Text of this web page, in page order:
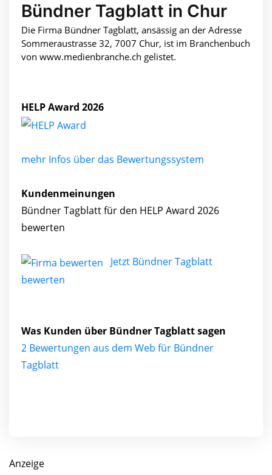
Bündner Tagblatt in Chur
Die Firma Bündner Tagblatt, ansässig an der Adresse
Sommeraustrasse 32, 7007 Chur, ist im Branchenbuch
von www.medienbranche.ch gelistet.
HELP Award 2026
mehr Infos über das Bewertungssystem
Kundenmeinungen
Bündner Tagblatt für den HELP Award 2026
bewerten
Jetzt Bündner Tagblatt
bewerten
Was Kunden über Bündner Tagblatt sagen
2 Bewertungen aus dem Web für Bündner
Tagblatt
Anzeige